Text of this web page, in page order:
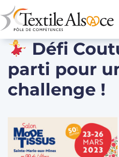
Défi
parti pour
challenge !
Panneau de gestion des